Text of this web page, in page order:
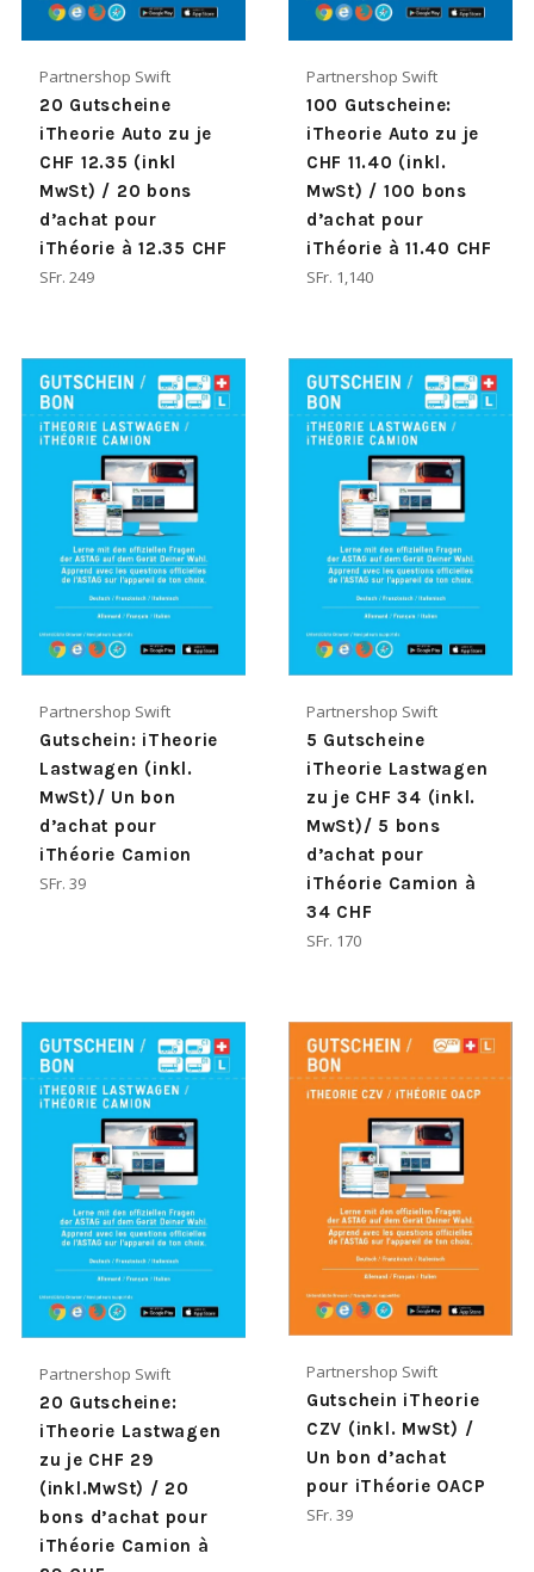
Partnershop Swift
20 Gutscheine
iTheorie Auto zu je
CHF 12.35 (inkl
MwSt) / 20 bons
d’achat pour
iThéorie à 12.35 CHF
Normaler
SFr. 249
Partnershop Swift
100 Gutscheine:
iTheorie Auto zu je
CHF 11.40 (inkl.
MwSt) / 100 bons
d’achat pour
iThéorie à 11.40 CHF
Normaler
SFr. 1,140
Partnershop Swift
Gutschein: iTheorie
Lastwagen (inkl.
MwSt)/ Un bon
d’achat pour
iThéorie Camion
Normaler
SFr. 39
Partnershop Swift
5 Gutscheine
iTheorie Lastwagen
zu je CHF 34 (inkl.
MwSt)/ 5 bons
d’achat pour
iThéorie Camion à
34 CHF
Normaler
SFr. 170
Partnershop Swift
20 Gutscheine:
iTheorie Lastwagen
zu je CHF 29
(inkl.MwSt) / 20
bons d’achat pour
iThéorie Camion à
Partnershop Swift
Gutschein iTheorie
CZV (inkl. MwSt) /
Un bon d’achat
pour iThéorie OACP
Normaler
SFr. 39